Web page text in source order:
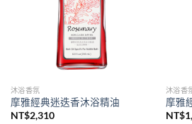
沐浴香氛
摩雅經典迷迭香沐浴精油
NT$2,310
沐浴香
摩雅
NT$